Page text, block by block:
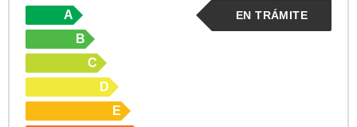
EN TRÁMITE
A
B
C
D
E